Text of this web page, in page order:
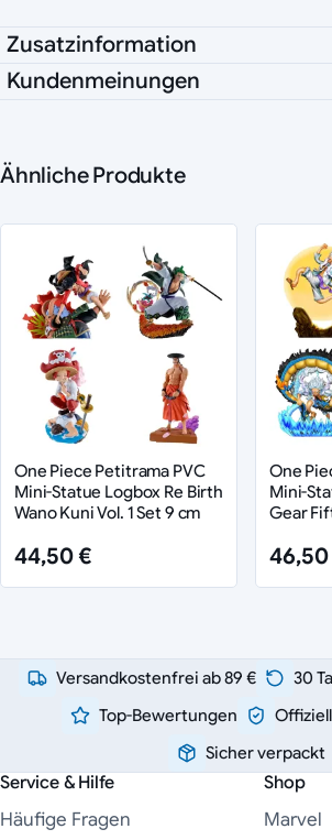
Zusatzinformation
Kundenmeinungen
Ähnliche Produkte
One Piece Petitrama PVC
Mini-Statue Logbox Re Birth
Wano Kuni Vol. 1 Set 9 cm
44,50 €
One
Mini-
Gear
46,50
Versandkostenfrei ab 89 €
30
Top-Bewertungen
Sicher verpackt
Service & Hilfe
Häufige Fragen
Shop
Marvel